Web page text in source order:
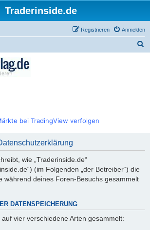
Traderinside.de
Anmelden
Registrieren
bei TradingView verfolgen
wie „Traderinside.de“
(im Folgenden „der Betreiber“) die
während deines Foren-Besuchs gesammelt
DATENSPEICHERUNG
vier verschiedene Arten gesammelt: